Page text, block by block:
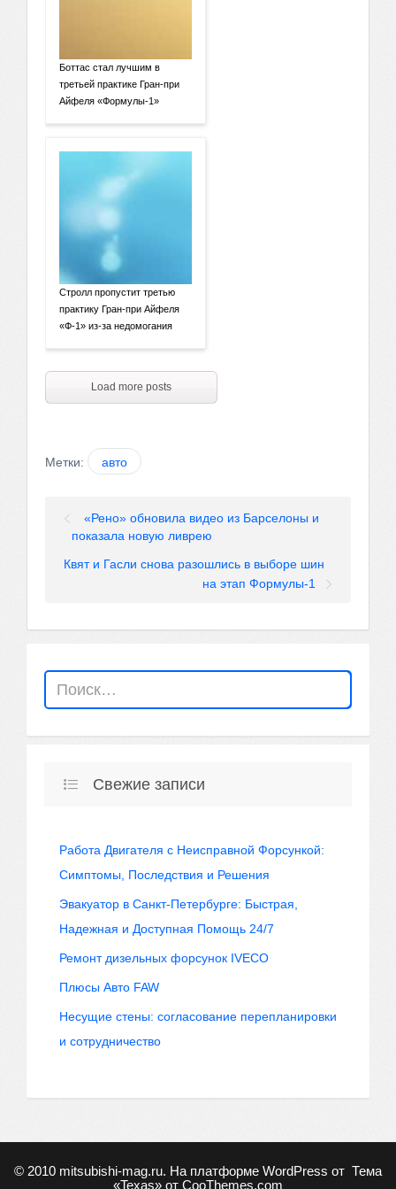
Боттас стал лучшим в
третьей практике Гран-при
Айфеля «Формулы-1»
Стролл пропустит третью
практику Гран-при Айфеля
«Ф-1» из-за недомогания
Load more posts
Метки: авто
«Рено» обновила видео из Барселоны и
показала новую ливрею
Квят и Гасли снова разошлись в выборе шин
на этап Формулы-1
Свежие записи
Работа Двигателя с Неисправной Форсункой:
Симптомы, Последствия и Решения
Эвакуатор в Санкт-Петербурге: Быстрая,
Надежная и Доступная Помощь 24/7
Ремонт дизельных форсунок IVECO
Плюсы Авто FAW
Несущие стены: согласование перепланировки
и сотрудничество
© 2010 mitsubishi-mag.ru. На платформе WordPress от Тема
«Texas» от CooThemes.com